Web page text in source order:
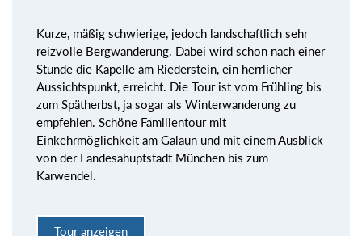
Kurze, mäßig schwierige, jedoch landschaftlich sehr
reizvolle Bergwanderung. Dabei wird schon nach einer
Stunde die Kapelle am Riederstein, ein herrlicher
Aussichtspunkt, erreicht. Die Tour ist vom Frühling bis
zum Spätherbst, ja sogar als Winterwanderung zu
empfehlen. Schöne Familientour mit
Einkehrmöglichkeit am Galaun und mit einem Ausblick
von der Landesahuptstadt München bis zum
Karwendel.
Tour anzeigen